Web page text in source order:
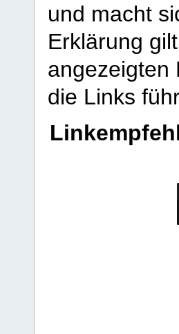
und macht
Erklärung
angezeigten
die Links